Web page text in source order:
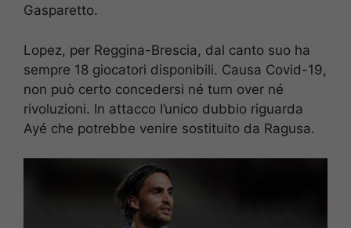
Gasparetto.
Lopez, per Reggina-Brescia, dal canto suo ha
sempre 18 giocatori disponibili. Causa Covid-19,
non può certo concedersi né turn over né
rivoluzioni. In attacco l’unico dubbio riguarda
Ayé che potrebbe venire sostituito da Ragusa.